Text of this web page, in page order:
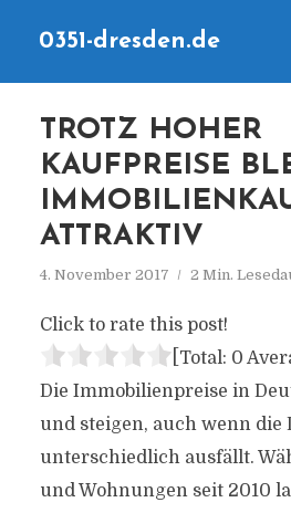
0351-dresden.de
TROTZ HOHER
KAUFPREISE
ATTRAKTIV
4. November 2017 2 Min.
Click to rate this post!
[Total: 0
Die Immobilienpreise in
und steigen, auch wenn die
unterschiedlich ausfällt.
und Wohnungen seit 2010